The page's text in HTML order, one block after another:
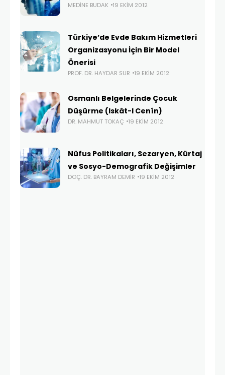
MEDINE BUDAK 19 EKIM 2012
Türkiye’de Evde Bakım Hizmetleri
Organizasyonu İçin Bir Model
Önerisi
PROF. DR. HAYDAR SUR 19 EKIM 2012
Osmanlı Belgelerinde Çocuk
Düşürme (Iskât-I Cenîn)
DR. MAHMUT TOKAÇ 19 EKIM 2012
Nüfus Politikaları, Sezaryen, Kürtaj
ve Sosyo-Demografik Değişimler
DOÇ. DR. BAYRAM DEMIR 19 EKIM 2012